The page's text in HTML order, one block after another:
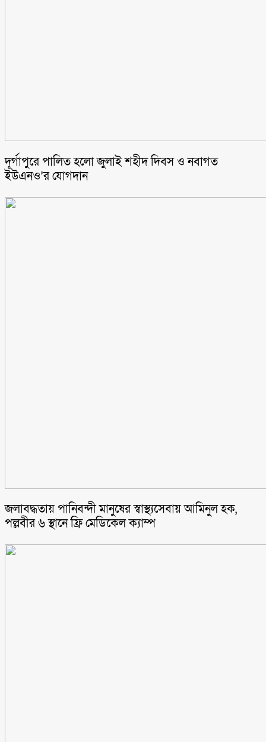
‎দূর্গাপুরে পালিত হলো জুলাই শহীদ দিবস ও নবাগত
ইউএনও’র যোগদান ‎
জলাবদ্ধতায় পানিবন্দী মানুষের স্বাস্থ্যসেবায় আমিনুল হক,
পল্লবীর ৬ স্থানে ফ্রি মেডিকেল ক্যাম্প